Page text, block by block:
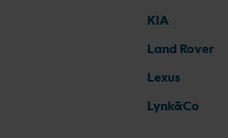
KIA
Land Rover
Lexus
Lynk&Co